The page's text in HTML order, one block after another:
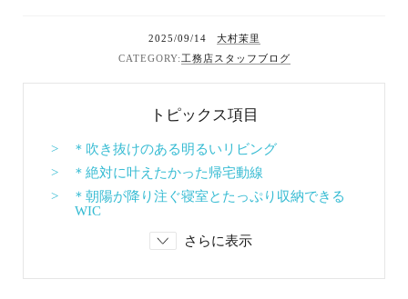
見学会・イベント
オススメの土地
2025/09/14
大村茉里
工務店スタッフブログ
トピックス項目
> ＊吹き抜けのある明るいリビング
> ＊絶対に叶えたかった帰宅動線
> ＊朝陽が降り注ぐ寝室とたっぷり収納できる
WIC
さらに表示